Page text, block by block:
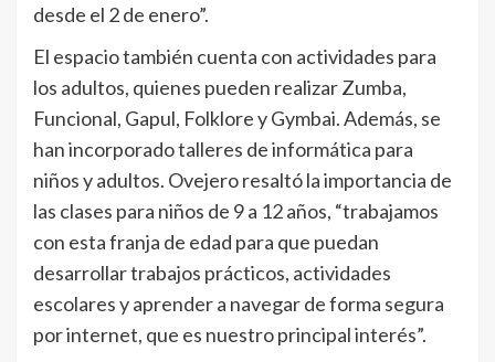
desde el 2 de enero”.
El espacio también cuenta con actividades para
los adultos, quienes pueden realizar Zumba,
Funcional, Gapul, Folklore y Gymbai. Además, se
han incorporado talleres de informática para
niños y adultos. Ovejero resaltó la importancia de
las clases para niños de 9 a 12 años, “trabajamos
con esta franja de edad para que puedan
desarrollar trabajos prácticos, actividades
escolares y aprender a navegar de forma segura
por internet, que es nuestro principal interés”.